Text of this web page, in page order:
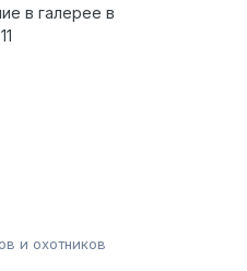
в галерее в
и охотников